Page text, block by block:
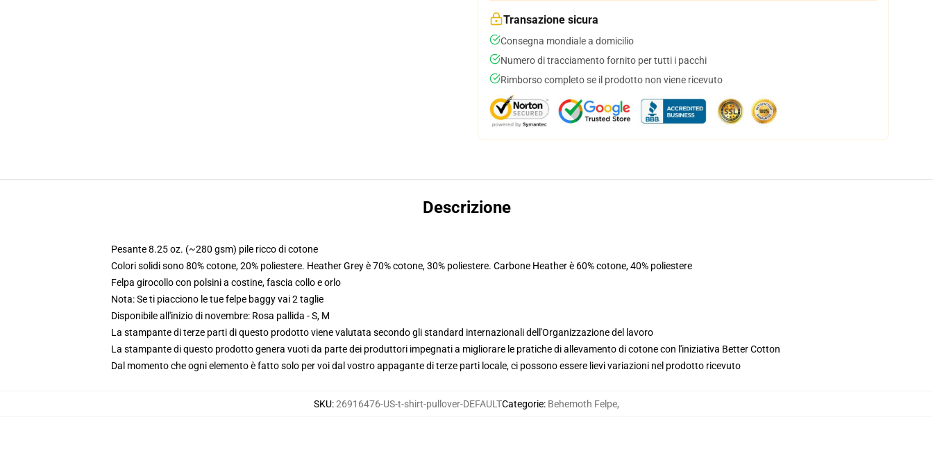
Transazione sicura
Consegna mondiale a domicilio
Numero di tracciamento fornito per tutti i pacchi
Rimborso completo se il prodotto non viene ricevuto
Descrizione
Pesante 8.25 oz. (~280 gsm) pile ricco di cotone
Colori solidi sono 80% cotone, 20% poliestere. Heather Grey è 70% cotone, 30% poliestere. Carbone Heather è 60% cotone, 40% poliestere
Felpa girocollo con polsini a costine, fascia collo e orlo
Nota: Se ti piacciono le tue felpe baggy vai 2 taglie
Disponibile all'inizio di novembre: Rosa pallida - S, M
La stampante di terze parti di questo prodotto viene valutata secondo gli standard internazionali dell'Organizzazione del lavoro
La stampante di questo prodotto genera vuoti da parte dei produttori impegnati a migliorare le pratiche di allevamento di cotone con l'iniziativa Better Cotton
Dal momento che ogni elemento è fatto solo per voi dal vostro appagante di terze parti locale, ci possono essere lievi variazioni nel prodotto ricevuto
SKU:26916476-US-t-shirt-pullover-DEFAULTCategorie: Behemoth Felpe,